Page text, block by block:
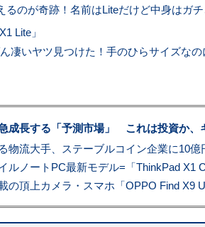
るのが奇跡！名前はLiteだけど中身はガ
Lite」
凄いヤツ見つけた！手のひらサイズな
成長する「予測市場」 これは投資か、